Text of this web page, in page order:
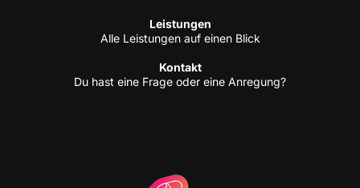
Leis­tun­gen
Alle Leis­tun­gen auf einen Blick
Kon­takt
Du hast eine Fra­ge oder eine Anregung?